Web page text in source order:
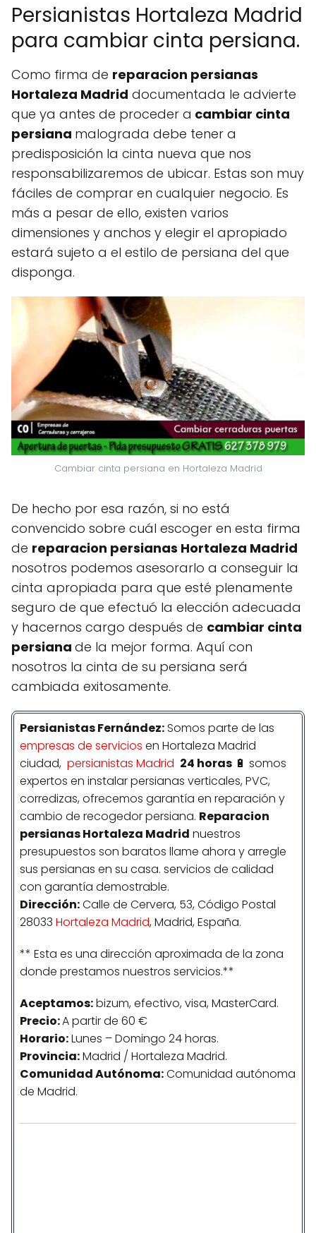
Persianistas Hortaleza Madrid
para cambiar cinta persiana.
Como firma de reparacion persianas
Hortaleza Madrid documentada le advierte
que ya antes de proceder a cambiar cinta
persiana malograda debe tener a
predisposición la cinta nueva que nos
responsabilizaremos de ubicar. Estas son muy
fáciles de comprar en cualquier negocio. Es
más a pesar de ello, existen varios
dimensiones y anchos y elegir el apropiado
estará sujeto a el estilo de persiana del que
disponga.
Cambiar cinta persiana en Hortaleza Madrid
De hecho por esa razón, si no está
convencido sobre cuál escoger en esta firma
de reparacion persianas Hortaleza Madrid
nosotros podemos asesorarlo a conseguir la
cinta apropiada para que esté plenamente
seguro de que efectuó la elección adecuada
y hacernos cargo después de cambiar cinta
persiana de la mejor forma. Aquí con
nosotros la cinta de su persiana será
cambiada exitosamente.
PersianistasFernández:Somos parte de las
empresas de servicios en Hortaleza Madrid
ciudad, persianistas Madrid 24 horas 🔋 somos
expertos en instalar persianas verticales, PVC,
corredizas, ofrecemos garantía en reparación y
cambio de recogedor persiana. Reparacion
persianas Hortaleza Madrid nuestros
presupuestos son baratos llame ahora y arregle
sus persianas en su casa. servicios de calidad
con garantía demostrable.
Dirección:Calle de Cervera, 53, Código Postal
28033 Hortaleza Madrid, Madrid, España.
** Esta es una dirección aproximada de la zona
donde prestamos nuestros servicios.**
Aceptamos:bizum, efectivo, visa, MasterCard.
Precio:A partir de 60 €
Horario:Lunes – Domingo 24 horas.
Provincia:Madrid / Hortaleza Madrid.
ComunidadAutónoma:Comunidad autónoma
de Madrid.